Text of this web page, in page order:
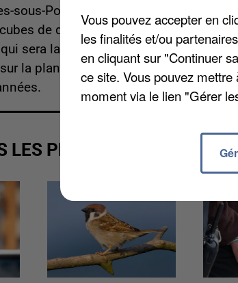
sous-Poissy, interrogé par
de déchets qui se sont
sera lancée dans les prochaines
la planche, le nettoyage complet de
LES PLUS VUS
Vous pouvez accepter en
les finalités et/ou
en cliquant sur "Continuer
ce site. Vous pouvez
moment via le lien "Gérer